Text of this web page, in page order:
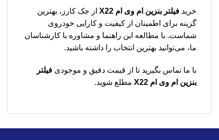
خرید فیلتر بنزین ام وی ام X22
از جک کارز، بهترین
گزینه برای اطمینان از کیفیت و کارایی خودروی
شماست. با مطالعه این راهنما و مشاوره با کارشناسان
ما، می‌توانید بهترین انتخاب را داشته باشید.
با ما تماس بگیرید تا از قیمت دقیق و موجودی فیلتر
بنزین ام وی ام X22
مطلع شوید.